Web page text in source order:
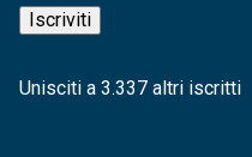
Iscriviti
Unisciti a 3.337 altri iscritti